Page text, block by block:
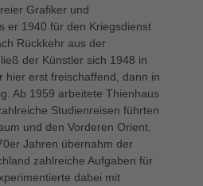
Grafiker und
er 1940 für den Kriegsdienst
Rückkehr aus der
der Künstler sich 1948 in
hier erst freischaffend, dann in
Ab 1959 arbeitete Thienhaus
Studienreisen führten
und den Vorderen Orient.
Jahren übernahm der
zahlreiche Aufgaben für
dabei mit